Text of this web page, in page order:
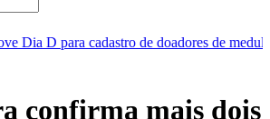
doadores de medula óssea em Natal
confirma mais dois